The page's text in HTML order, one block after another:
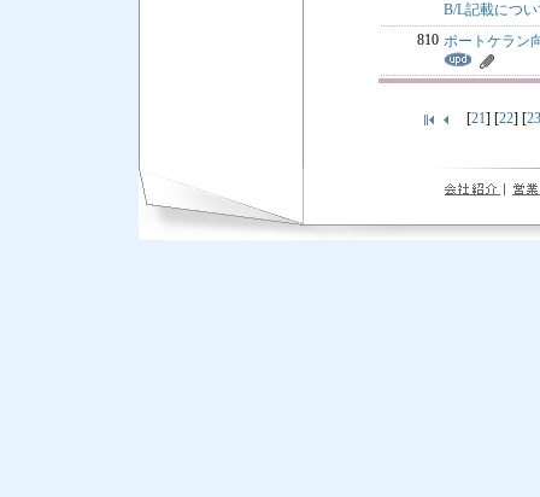
B/L記載につい
810 ポートケラン
[21] [22] [23